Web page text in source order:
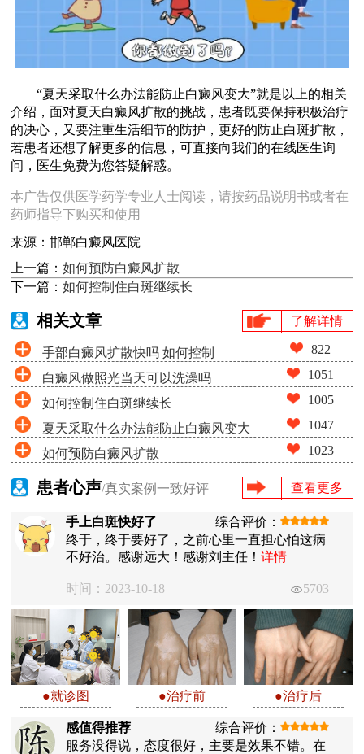
“夏天采取什么办法能防止白癜风变大”就是以上的相关
介绍，面对夏天白癜风扩散的挑战，患者既要保持积极治疗
的决心，又要注重生活细节的防护，更好的防止白斑扩散，
若患者还想了解更多的信息，可直接向我们的在线医生询
问，医生免费为您答疑解惑。
本广告仅供医学药学专业人士阅读，请按药品说明书或者在
药师指导下购买和使用
来源：邯郸白癜风医院
上一篇：如何预防白癜风扩散
下一篇：如何控制住白斑继续长
相关文章 了解详情
手部白癜风扩散快吗 如何控制 822
白癜风做照光当天可以洗澡吗 1051
如何控制住白斑继续长 1005
夏天采取什么办法能防止白癜风变大 1047
如何预防白癜风扩散 1023
患者心声/真实案例一致好评 查看更多
手上白斑快好了
综合评价：
终于，终于要好了，之前心里一直担心怕这病
不好治。感谢远大！感谢刘主任！详情
时间：2023-10-18 5703
●就诊图 ●治疗前 ●治疗后
感值得推荐
综合评价：
服务没得说，态度很好，主要是效果不错。在